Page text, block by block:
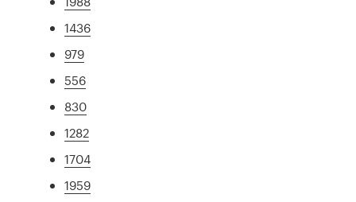
1436
979
556
830
1282
1704
1959